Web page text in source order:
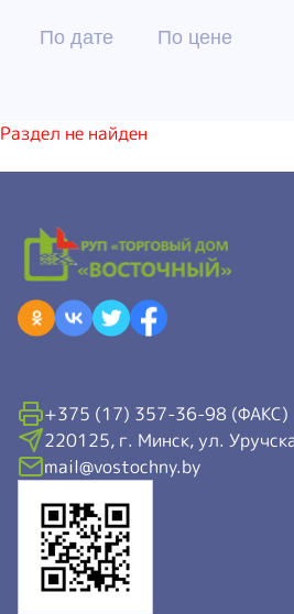
По дате По цене
Раздел не найден
+375 (17) 357-36-98 (ФАКС)
220125, г. Минск, ул.
mail@vostochny.by